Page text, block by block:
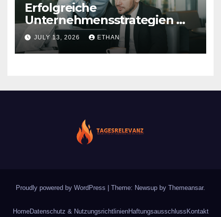
Erfolgreiche
Unternehmensstrategien mit
nachhaltiger Wirkung
JULY 13, 2026 ETHAN
Proudly powered by WordPress Theme: Newsup by Themeansar.
HomeDatenschutz & NutzungsrichtlinienHaftungsausschluss Kontakt